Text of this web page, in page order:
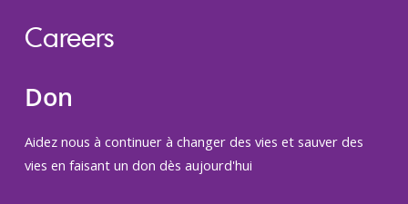
Careers
Don
Aidez nous à continuer à changer des vies et sauver des
vies en faisant un don dès aujourd'hui